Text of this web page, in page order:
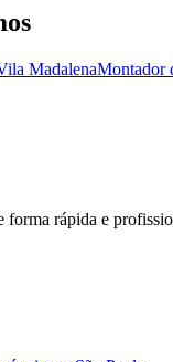
MadalenaMontador
rápida e